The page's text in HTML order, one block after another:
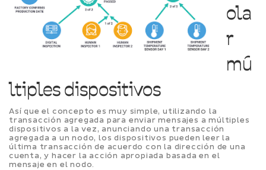
ola
r
mú
ltiples dispositivos
Así que el concepto es muy simple, utilizando la
transacción agregada para enviar mensajes a múltiples
dispositivos a la vez, anunciando una transacción
agregada a un nodo, los dispositivos pueden leer la
última transacción de acuerdo con la dirección de una
cuenta, y hacer la acción apropiada basada en el
mensaje en el nodo.